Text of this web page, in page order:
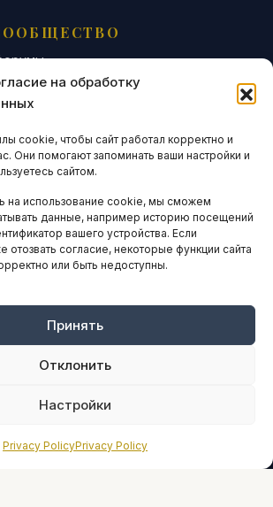
на обработку
cookie, чтобы сайт работал корректно и
Они помогают запоминать ваши настройки и
сайтом.
на использование cookie, мы сможем
данные, например историю посещений
вашего устройства. Если
отозвать согласие, некоторые функции сайта
или быть недоступны.
Принять
Отклонить
Настройки
Privacy PolicyPrivacy Policy
И СТАТИСТИКА
ENGLISH